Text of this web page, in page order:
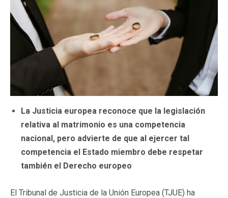
La Justicia europea reconoce que la legislación
relativa al matrimonio es una competencia
nacional, pero advierte de que al ejercer tal
competencia el Estado miembro debe respetar
también el Derecho europeo
El Tribunal de Justicia de la Unión Europea (TJUE) ha